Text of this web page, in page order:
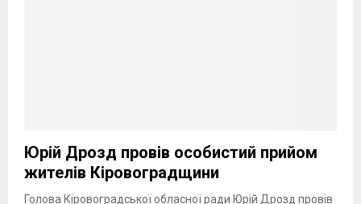
Юрій Дрозд провів особистий прийом
жителів Кіровоградщини
Голова Кіровоградської обласної ради Юрій Дрозд провів